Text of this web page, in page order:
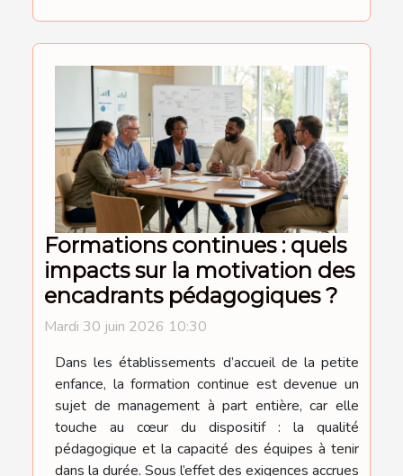
Formations continues : quels
impacts sur la motivation des
encadrants pédagogiques ?
Mardi 30 juin 2026 10:30
Dans les établissements d’accueil de la petite
enfance, la formation continue est devenue un
sujet de management à part entière, car elle
touche au cœur du dispositif : la qualité
pédagogique et la capacité des équipes à tenir
dans la durée. Sous l’effet des exigences accrues